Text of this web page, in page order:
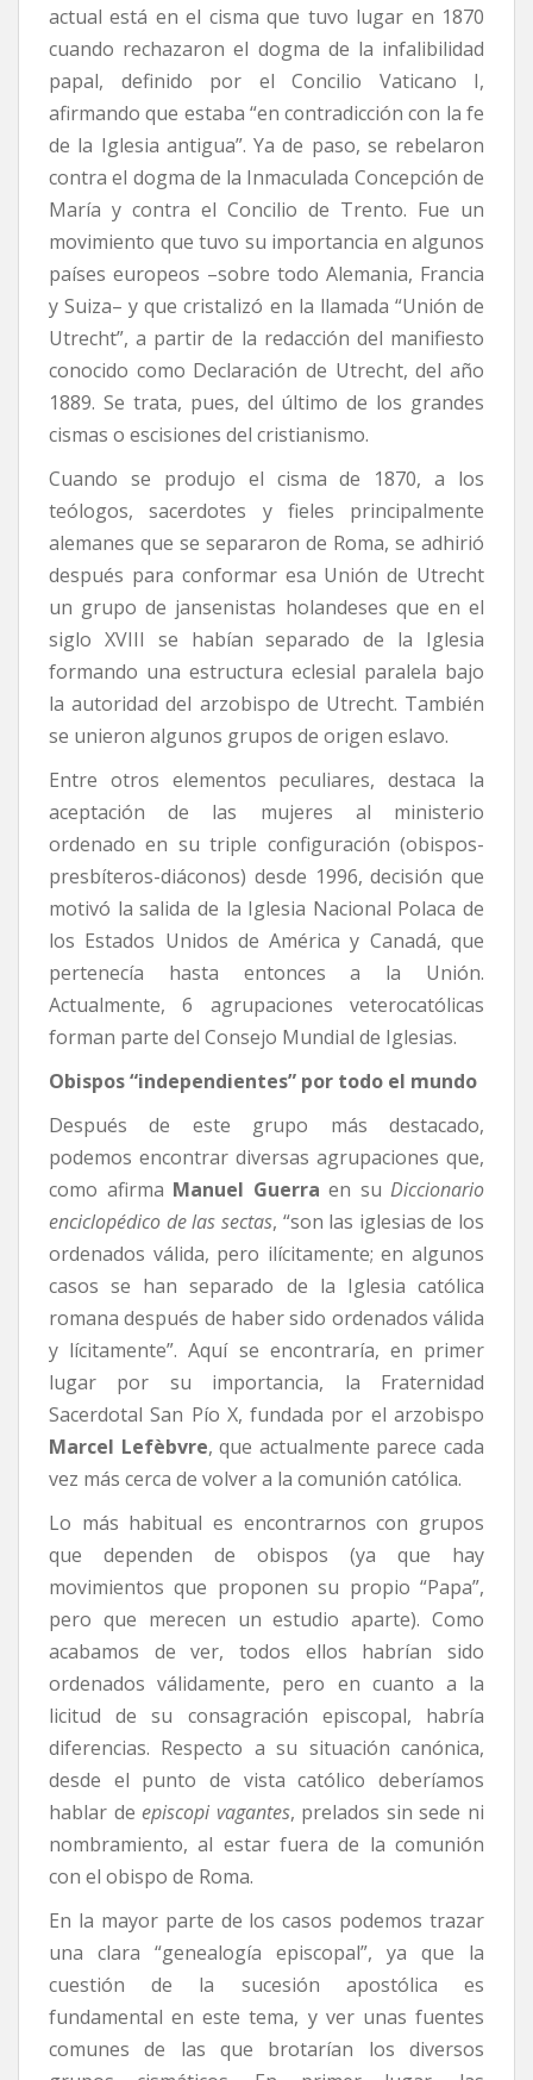
actual está en el cisma que tuvo lugar en 1870
cuando rechazaron el dogma de la infalibilidad
papal, definido por el Concilio Vaticano I,
afirmando que estaba “en contradicción con la fe
de la Iglesia antigua”. Ya de paso, se rebelaron
contra el dogma de la Inmaculada Concepción de
María y contra el Concilio de Trento. Fue un
movimiento que tuvo su importancia en algunos
países europeos –sobre todo Alemania, Francia
y Suiza– y que cristalizó en la llamada “Unión de
Utrecht”, a partir de la redacción del manifiesto
conocido como Declaración de Utrecht, del año
1889. Se trata, pues, del último de los grandes
cismas o escisiones del cristianismo.
Cuando se produjo el cisma de 1870, a los
teólogos, sacerdotes y fieles principalmente
alemanes que se separaron de Roma, se adhirió
después para conformar esa Unión de Utrecht
un grupo de jansenistas holandeses que en el
siglo XVIII se habían separado de la Iglesia
formando una estructura eclesial paralela bajo
la autoridad del arzobispo de Utrecht. También
se unieron algunos grupos de origen eslavo.
Entre otros elementos peculiares, destaca la
aceptación de las mujeres al ministerio
ordenado en su triple configuración (obispos-
presbíteros-diáconos) desde 1996, decisión que
motivó la salida de la Iglesia Nacional Polaca de
los Estados Unidos de América y Canadá, que
pertenecía hasta entonces a la Unión.
Actualmente, 6 agrupaciones veterocatólicas
forman parte del Consejo Mundial de Iglesias.
Obispos “independientes” por todo el mundo
Después de este grupo más destacado,
podemos encontrar diversas agrupaciones que,
como afirma Manuel Guerra en su Diccionario
enciclopédico de las sectas, “son las iglesias de los
ordenados válida, pero ilícitamente; en algunos
casos se han separado de la Iglesia católica
romana después de haber sido ordenados válida
y lícitamente”. Aquí se encontraría, en primer
lugar por su importancia, la Fraternidad
Sacerdotal San Pío X, fundada por el arzobispo
Marcel Lefèbvre, que actualmente parece cada
vez más cerca de volver a la comunión católica.
Lo más habitual es encontrarnos con grupos
que dependen de obispos (ya que hay
movimientos que proponen su propio “Papa”,
pero que merecen un estudio aparte). Como
acabamos de ver, todos ellos habrían sido
ordenados válidamente, pero en cuanto a la
licitud de su consagración episcopal, habría
diferencias. Respecto a su situación canónica,
desde el punto de vista católico deberíamos
hablar deepiscopi vagantes, prelados sin sede ni
nombramiento, al estar fuera de la comunión
con el obispo de Roma.
En la mayor parte de los casos podemos trazar
una clara “genealogía episcopal”, ya que la
cuestión de la sucesión apostólica es
fundamental en este tema, y ver unas fuentes
comunes de las que brotarían los diversos